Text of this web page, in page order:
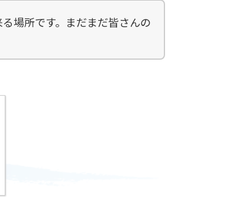
場所です。まだまだ皆さんの